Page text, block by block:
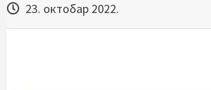
23. октобар 2022.